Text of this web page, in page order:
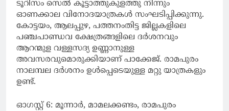
ടൂറിസം സെല്‍ കൂട്ടാത്തുകുളത്തു നിന്നും
ഓണക്കാല വിനോദയാത്രകള്‍ സംഘടിപ്പിക്കുന്നു.
കോട്ടയം, ആലപ്പുഴ, പത്തനംതിട്ട ജില്ലകളിലെ
പഞ്ചപാണ്ഡവ ക്ഷേത്രങ്ങളിലെ ദര്‍ശനവും
ആറന്മുള വള്ളസദ്യ ഉണ്ണാനുള്ള
അവസരവുമൊരുക്കിയാണ് പാക്കേജ്. രാമപുരം
നാലമ്പല ദര്‍ശനം ഉള്‍പ്പെടെയുള്ള മറ്റു യാത്രകളും
ഉണ്ട്.
ഓഗസ്റ്റ് 6: മൂന്നാര്‍, മാമലക്കണ്ടം, രാമപുരം